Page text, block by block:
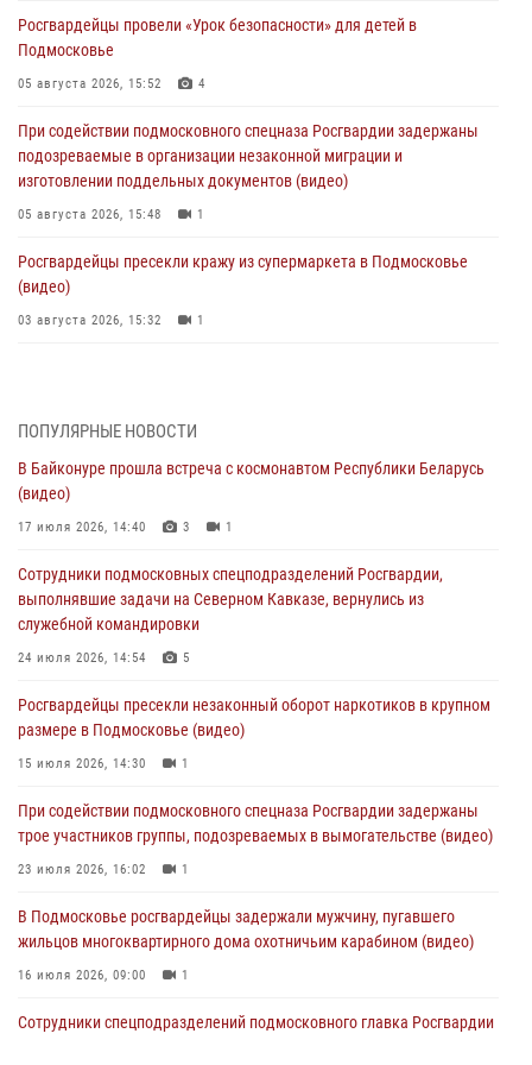
Росгвардейцы провели «Урок безопасности» для детей в
Подмосковье
05 августа 2026, 15:52 4
При содействии подмосковного спецназа Росгвардии задержаны
подозреваемые в организации незаконной миграции и
изготовлении поддельных документов (видео)
05 августа 2026, 15:48 1
Росгвардейцы пресекли кражу из супермаркета в Подмосковье
(видео)
03 августа 2026, 15:32 1
03 августа 2026, 15:08 1
В Подмосковье отметили годовщину со Дня образования ОМОН
«Пересвет»
02 августа 2026, 18:01
Офицер подмосковного главка Росгвардии стал гостем эфира
«Радио 1»
01 августа 2026, 17:57
крупную сумму в Подмосковье
31 июля 2026, 13:00
действиях в Подмосковье (видео)
31 июля 2026, 09:00
ПОПУЛЯРНЫЕ НОВОСТИ
В Байконуре прошла встреча с космонавтом Республики Беларусь
(видео)
17 июля 2026, 14:40 3 1
Сотрудники подмосковных спецподразделений Росгвардии,
выполнявшие задачи на Северном Кавказе, вернулись из
служебной командировки
24 июля 2026, 14:54 5
Росгвардейцы пресекли незаконный оборот наркотиков в крупном
размере в Подмосковье (видео)
15 июля 2026, 14:30 1
При содействии подмосковного спецназа Росгвардии задержаны
трое участников группы, подозреваемых в вымогательстве (видео)
23 июля 2026, 16:02 1
В Подмосковье росгвардейцы задержали мужчину, пугавшего
жильцов многоквартирного дома охотничьим карабином (видео)
16 июля 2026, 09:00 1
Сотрудники спецподразделений подмосковного главка Росгвардии